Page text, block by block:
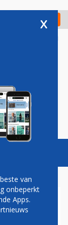
Check in
Vacatures
x
van
onbeperkt
Apps.